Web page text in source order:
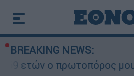
BREAKING NEWS:
πρωτοπόρος μουσικός